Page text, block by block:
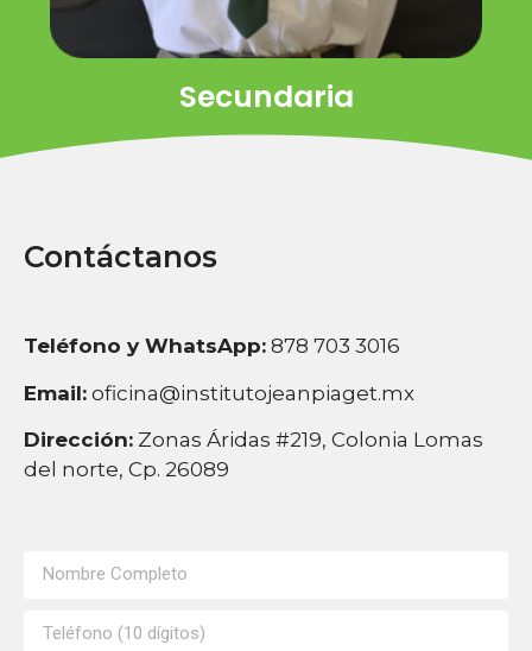
Secundaria
Contáctanos
Teléfono y WhatsApp: 878 703 3016
Email: oficina@institutojeanpiaget.mx
Dirección: Zonas Áridas #219, Colonia Lomas
del norte, Cp. 26089